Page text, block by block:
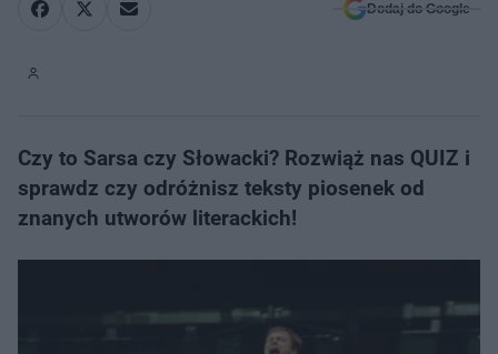
Dodaj do Google
Czy to Sarsa czy Słowacki? Rozwiąż nas QUIZ i
sprawdz czy odróżnisz teksty piosenek od
znanych utworów literackich!